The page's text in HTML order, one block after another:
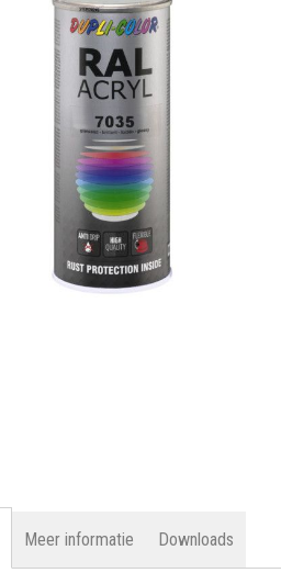
Meer informatie Downloads